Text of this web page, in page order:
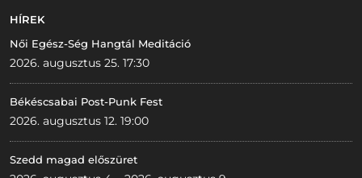
HÍREK
Női Egész-Ség Hangtál Meditáció
2026. augusztus 25. 17:30
Békéscsabai Post-Punk Fest
2026. augusztus 12. 19:00
Szedd magad előszüret